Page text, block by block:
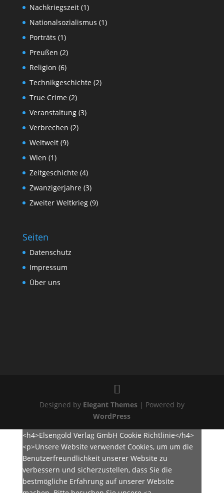
Nachkriegszeit(1)
Nationalsozialismus (1)
Porträts (1)
Preußen (2)
Religion (6)
Technikgeschichte(2)
True Crime(2)
Veranstaltung(3)
Verbrechen (2)
Weltweit(9)
Wien (1)
Zeitgeschichte(4)
Zwanzigerjahre(3)
Zweiter Weltkrieg(9)
Seiten
Datenschutz
Impressum
Über uns
Designed by Elegant Themes| Powered by
WordPress
<h4>Elsengold Verlag GmbH Cookie Richtlinie</h4>
<p>Unsere Website verwendet Cookies, um um die
Benutzerfreundlichkeit unserer Website zu
verbessern und sicherzustellen, dass Sie die
bestmögliche Erfahrung auf unserer Website